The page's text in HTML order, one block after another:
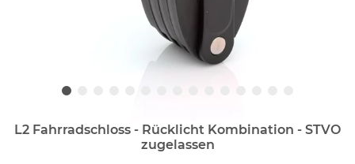
L2 Fahrradschloss - Rücklicht Kombination - STVO
zugelassen